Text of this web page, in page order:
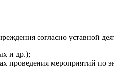
согласно уставной
и др.);
проведения мероприятий по